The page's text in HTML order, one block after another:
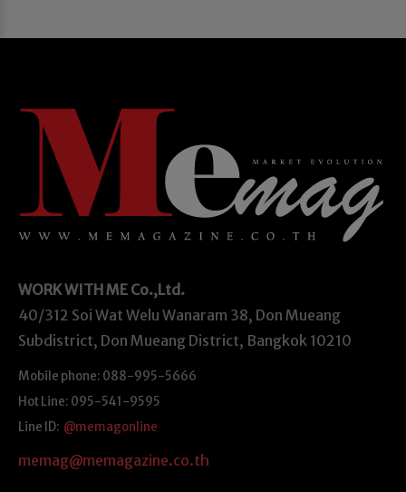
WORK WITH ME Co.,Ltd.
40/312 Soi Wat Welu Wanaram 38, Don Mueang
Subdistrict, Don Mueang District, Bangkok 10210
Mobile phone: 088-995-5666
Hot Line: 095-541-9595
Line ID: @memagonline
memag@memagazine.co.th